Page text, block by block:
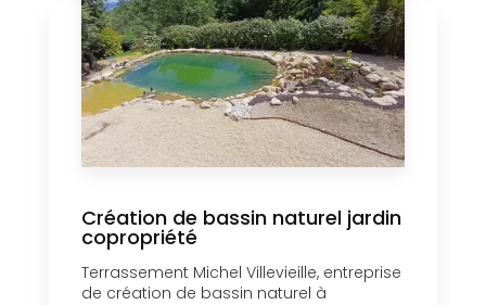
Création de bassin naturel jardin
copropriété
Terrassement Michel Villevieille, entreprise
de création de bassin naturel à